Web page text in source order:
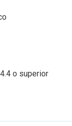
o superior